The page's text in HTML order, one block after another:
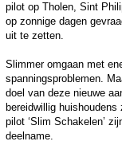
pilot op Tholen, Sint
op zonnige dagen
uit te zetten.
Slimmer omgaan met
spanningsproblemen.
doel van deze nieuwe
bereidwillig
pilot ‘Slim Schakelen’
deelname.